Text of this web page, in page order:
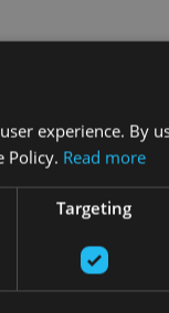
experience. By
Policy. Read more
Targeting